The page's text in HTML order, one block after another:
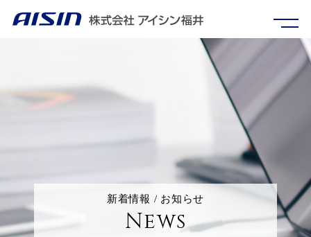
新着情報 / お知らせ
News